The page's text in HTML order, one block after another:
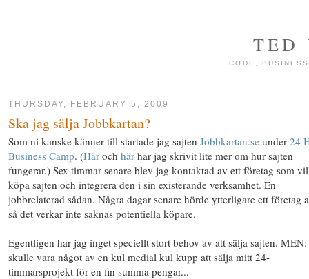
TED
CODE,
THURSDAY, FEBRUARY 5, 2009
Ska jag sälja Jobbkartan?
Som ni kanske känner till startade jag sajten Jobbkartan.se under 24
Business Camp. (Här och här har jag skrivit lite mer om hur sajten
fungerar.) Sex timmar senare blev jag kontaktad av ett företag som
köpa sajten och integrera den i sin existerande verksamhet. En
jobbrelaterad sådan. Några dagar senare hörde ytterligare ett företag
så det verkar inte saknas potentiella köpare.
Egentligen har jag inget speciellt stort behov av att sälja sajten.
skulle vara något av en kul medial kul kupp att sälja mitt 24-
timmarsprojekt för en fin summa pengar...